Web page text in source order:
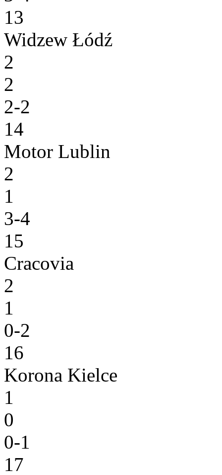
13
Widzew Łódź
2
2
2-2
14
Motor Lublin
2
1
3-4
15
Cracovia
2
1
0-2
16
Korona Kielce
1
0
0-1
17